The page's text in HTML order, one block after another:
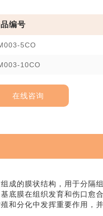
编号
5CO
10CO
在线咨询
成的膜状结构，用于分隔
底膜在组织发育和伤口愈
和分化中发挥重要作用，